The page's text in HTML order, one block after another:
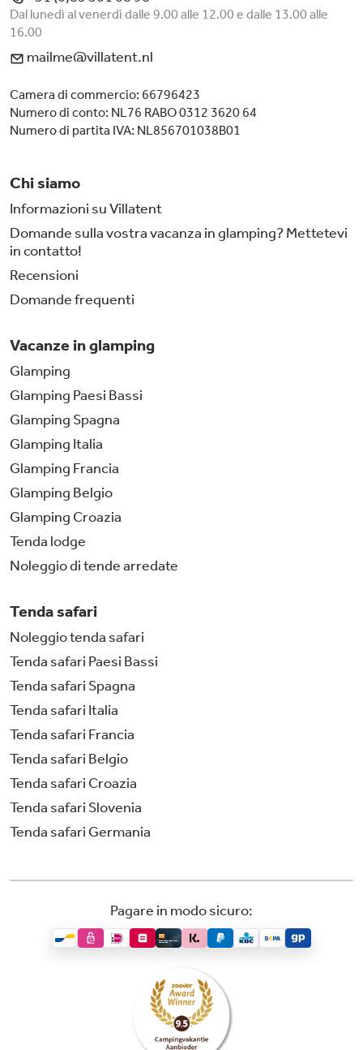
Dal lunedì al venerdì dalle 9.00 alle 12.00 e dalle 13.00 alle
16.00
mailme@villatent.nl
Camera di commercio: 66796423
Numero di conto: NL76 RABO 0312 3620 64
Numero di partita IVA: NL856701038B01
Chi siamo
Informazioni su Villatent
Domande sulla vostra vacanza in glamping? Mettetevi
in contatto!
Recensioni
Domande frequenti
Vacanze in glamping
Glamping
Glamping Paesi Bassi
Glamping Spagna
Glamping Italia
Glamping Francia
Glamping Belgio
Glamping Croazia
Tenda lodge
Noleggio di tende arredate
Tenda safari
Noleggio tenda safari
Tenda safari Paesi Bassi
Tenda safari Spagna
Tenda safari Italia
Tenda safari Francia
Tenda safari Belgio
Tenda safari Croazia
Tenda safari Slovenia
Tenda safari Germania
Pagare in modo sicuro: